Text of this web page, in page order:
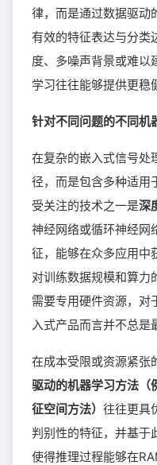
律，而是通过数据驱动
有效的特征表达与分类
度、多噪声背景或难以
学习往往能够提供更稳
针对不同问题的不同机
在复杂的嵌入式信号处
径，而是包含多种适用
受关注的技术之一是深
神经网络或循环神经网
征，能够在众多应用中
对训练数据规模和算力
需要专用硬件资源，对
入式产品而言并不总是
在成本受限或资源紧张
驱动的机器学习方法
征空间方法） 往往更具
判别性的特征，并基于
使得推理过程能够在